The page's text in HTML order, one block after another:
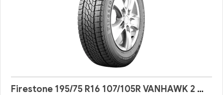
Firestone 195/75 R16 107/105R VANHAWK 2 WINTER EVO